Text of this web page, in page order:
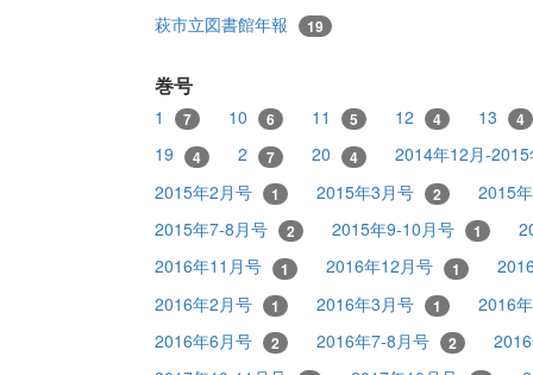
萩市立図書館年報
19
巻号
1 7 10 6 11 5 12 4 13 4
19 4 2 7 20 4
2014年12月-
2015年2月号
1 2015年3月号 2
2015
2015年7-8月号
2 2015年9-10月号 1
2016年11月号
1 2016年12月号 1
2016年2月号
1 2016年3月号 1
2016
2016年6月号
2 2016年7-8月号 2